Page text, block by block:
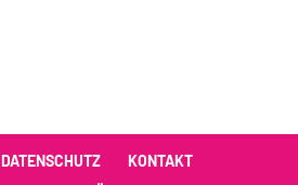
DATENSCHUTZ
KONTAKT